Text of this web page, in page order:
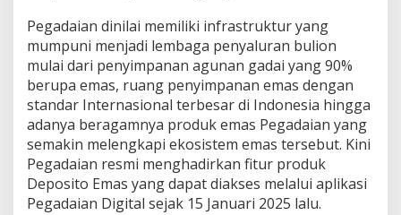
Pegadaian dinilai memiliki infrastruktur yang
mumpuni menjadi lembaga penyaluran bulion
mulai dari penyimpanan agunan gadai yang 90%
berupa emas, ruang penyimpanan emas dengan
standar Internasional terbesar di Indonesia hingga
adanya beragamnya produk emas Pegadaian yang
semakin melengkapi ekosistem emas tersebut. Kini
Pegadaian resmi menghadirkan fitur produk
Deposito Emas yang dapat diakses melalui aplikasi
Pegadaian Digital sejak 15 Januari 2025 lalu.